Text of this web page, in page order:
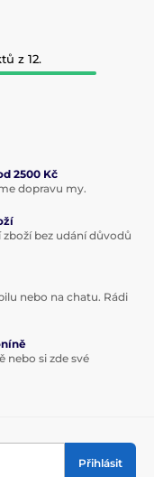
z 12.
2500 Kč
dopravu my.
bez udání důvodů
nebo na chatu. Rádi
nebo si zde své
Přihlásit